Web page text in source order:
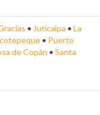
• Juticalpa • La
• Puerto
de Copán • Santa